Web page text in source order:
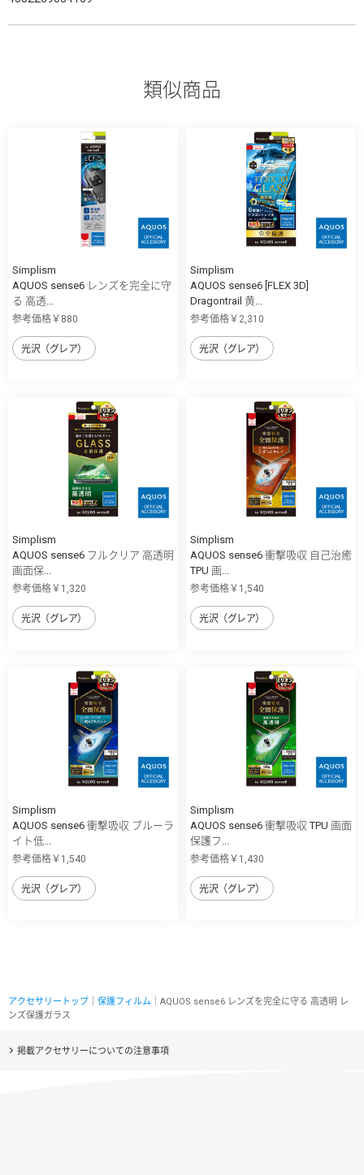
類似商品
Simplism
AQUOS sense6 レンズを完全に守
る 高透...
参考価格￥880
光沢（グレア）
Simplism
AQUOS sense6 [FLEX 3D]
Dragontrail 黄...
参考価格￥2,310
光沢（グレア）
Simplism
AQUOS sense6 フルクリア 高透明
画面保...
参考価格￥1,320
光沢（グレア）
Simplism
AQUOS sense6 衝撃吸収 自己治癒
TPU 画...
参考価格￥1,540
光沢（グレア）
Simplism
AQUOS sense6 衝撃吸収 ブルーラ
イト低...
参考価格￥1,540
光沢（グレア）
Simplism
AQUOS sense6 衝撃吸収 TPU 画面
保護フ...
参考価格￥1,430
光沢（グレア）
アクセサリートップ 保護フィルム ｜AQUOS sense6 レンズを完全に守る 高透明 レ
ンズ保護ガラス
掲載アクセサリーについての注意事項